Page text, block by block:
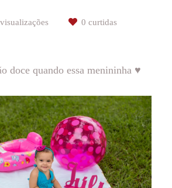
visualizações 0 curtidas
doce quando essa menininha ♥